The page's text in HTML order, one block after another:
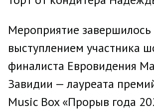
Мероприятие завершилось
выступлением участника
финалиста Евровидения
Завидии — лауреата
Music Box «Прорыв года